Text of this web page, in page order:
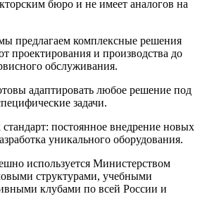
бюро и не имеет аналогов на
предлагаем комплексные решения
проектирования и производства до
обслуживания.
адаптировать любое решение под
задачи.
постоянное внедрение новых
уникального оборудования.
используется Министерством
структурами, учебными
клубами по всей России и